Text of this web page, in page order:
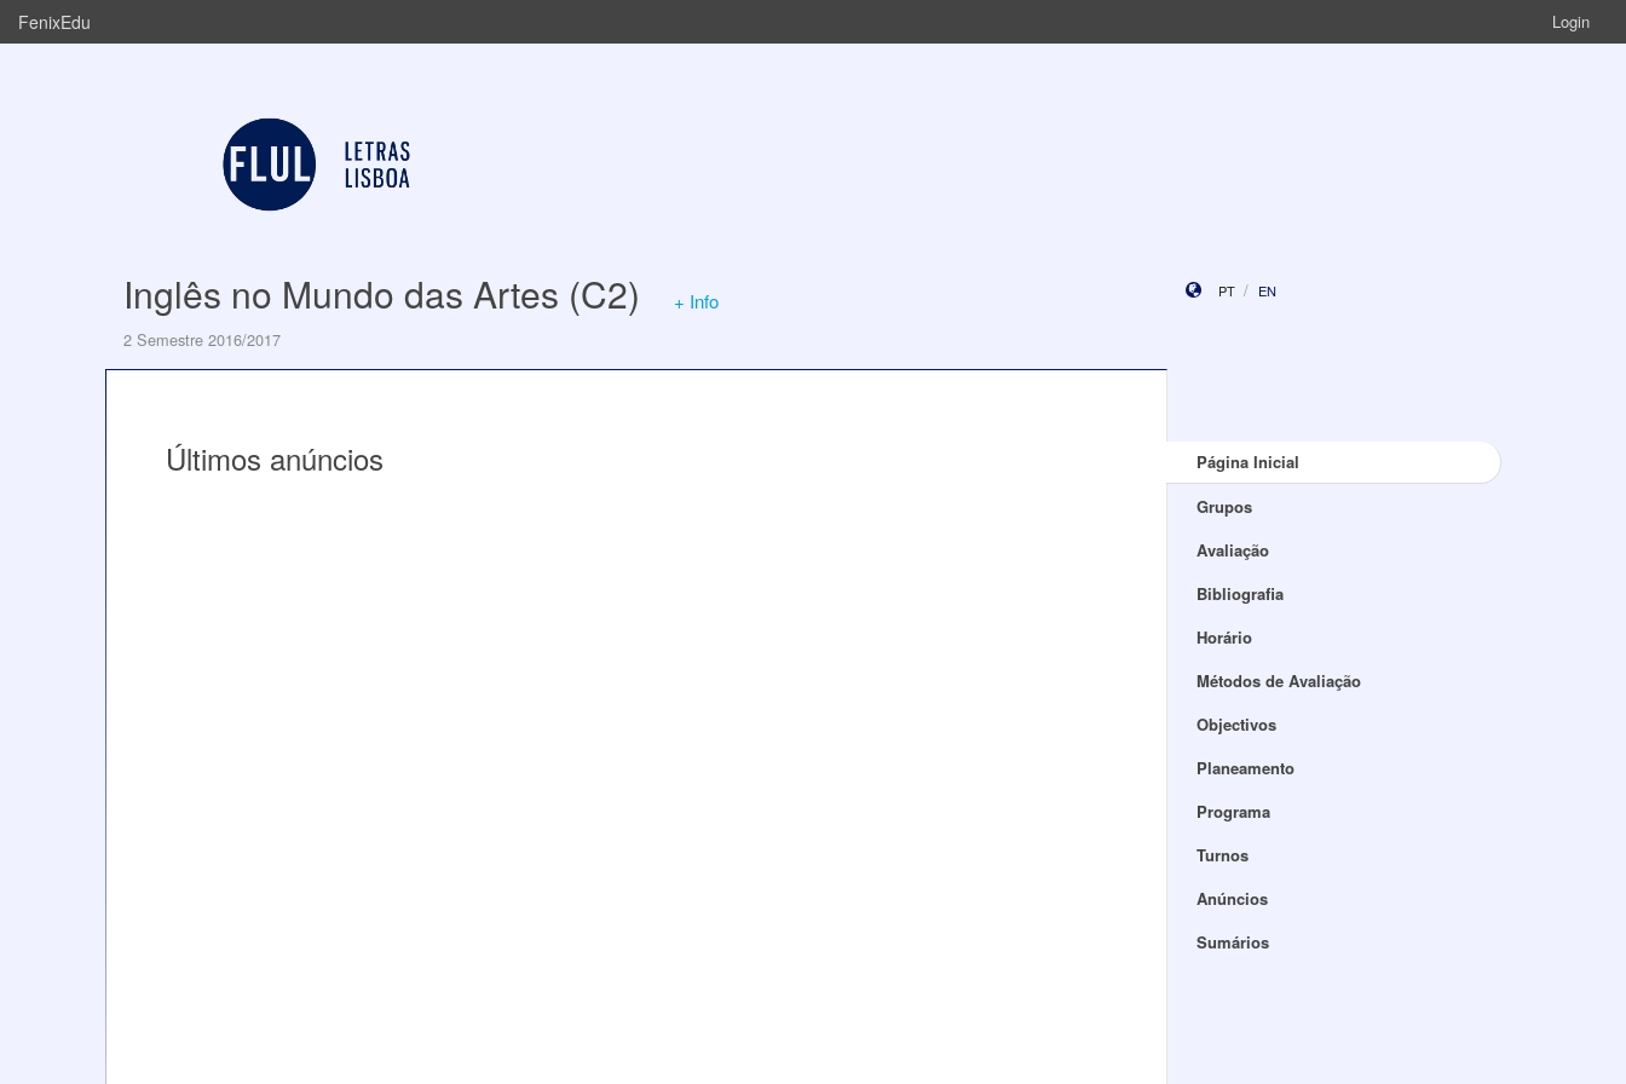
FenixEdu Login
Inglês no Mundo das Artes (C2) + Info
2 Semestre 2016/2017
PT EN
Últimos anúncios
Página Inicial
Grupos
Avaliação
Bibliografia
Horário
Métodos de Avaliação
Objectivos
Planeamento
Programa
Turnos
Anúncios
Sumários